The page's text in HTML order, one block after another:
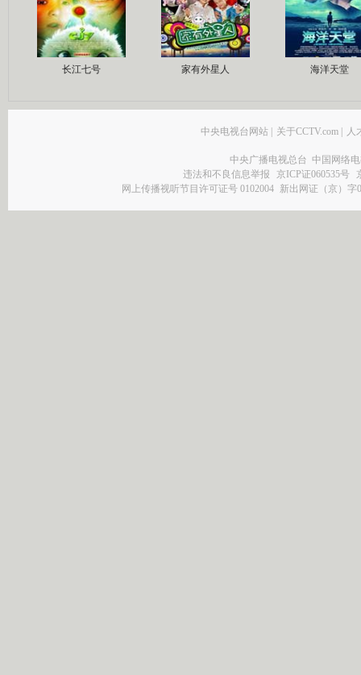
长江七号 家有外星人 海洋天堂
中央电视台网站 关于CCTV.com 人
中央广播电视总台 中国网络
违法和不良信息举报
京ICP证060535号
网上传播视听节目许可证号 0102004 新出网证（京）